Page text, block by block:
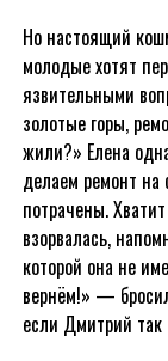
Но настоящий
молодые хотят
язвительными
золотые горы,
жили?» Елена
делаем ремонт
потрачены.
взорвалась,
которой она не
вернём!» —
если Дмитрий так